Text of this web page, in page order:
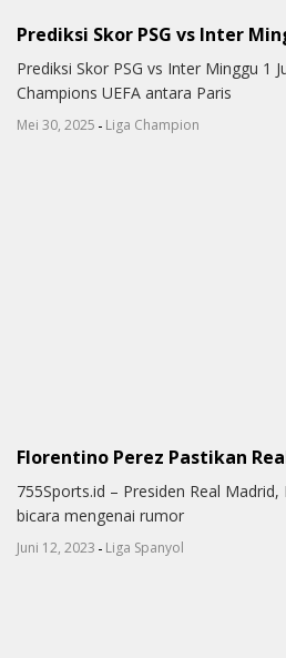
Prediksi Skor PSG vs Inter
Prediksi Skor PSG vs Inter Minggu 1
Champions UEFA antara Paris
Mei 30, 2025 - Liga Champion
Florentino Perez Pastikan
755Sports.id – Presiden Real
bicara mengenai rumor
Juni 12, 2023 - Liga Spanyol